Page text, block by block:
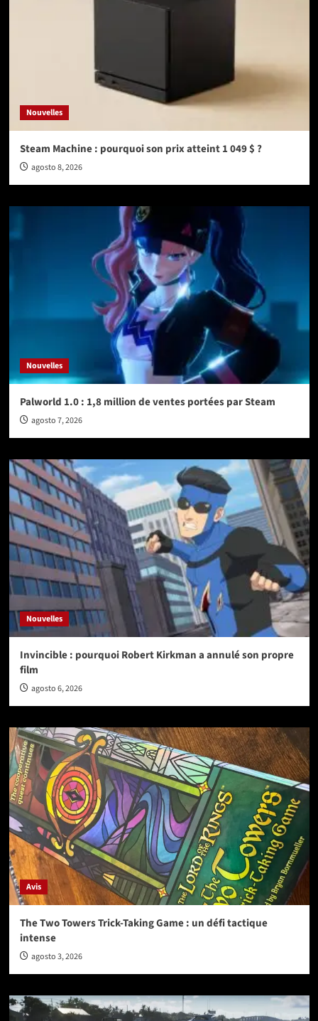
Nouvelles
Steam Machine : pourquoi son prix atteint 1 049 $ ?
agosto 8, 2026
Nouvelles
Palworld 1.0 : 1,8 million de ventes portées par Steam
agosto 7, 2026
Nouvelles
Invincible : pourquoi Robert Kirkman a annulé son propre
film
agosto 6, 2026
Avis
The Two Towers Trick-Taking Game : un défi tactique
intense
agosto 3, 2026